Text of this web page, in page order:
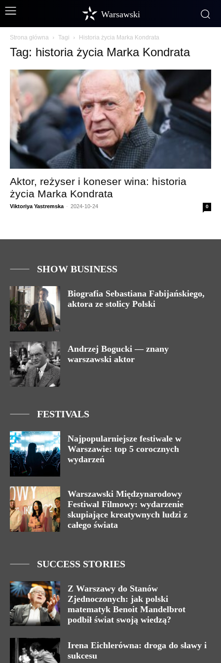
Warsawski
Strona główna Tagi Historia życia Marka Kondrata
Tag: historia życia Marka Kondrata
Aktor, reżyser i koneser wina: historia
życia Marka Kondrata
Viktoriya Yastremska - 2024-10-24 0
SHOW BUSINESS
Biografia Sebastiana Fabijańskiego,
aktora ze stolicy Polski
Andrzej Bogucki — znany
warszawski aktor
FESTIVALS
Najpopularniejsze festiwale w
Warszawie: top 5 corocznych
wydarzeń
Warszawski Międzynarodowy
Festiwal Filmowy: wydarzenie
skupiające kreatywnych ludzi z
całego świata
SUCCESS STORIES
Z Warszawy do Stanów
Zjednoczonych: jak polski
matematyk Benoit Mandelbrot
podbił świat swoją wiedzą?
Irena Eichlerówna: droga do sławy i
sukcesu